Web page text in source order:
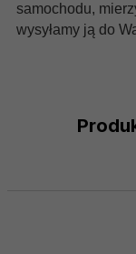
samochodu,
wysyłamy ją do